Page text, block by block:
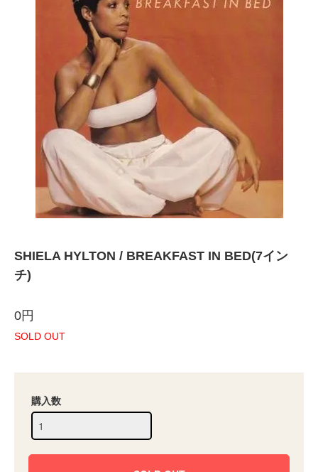
SHIELA HYLTON / BREAKFAST IN BED(7イン
チ)
0円
SOLD OUT
購入数